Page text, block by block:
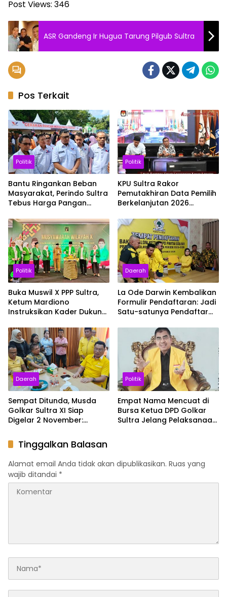
Post Views: 346
ASR Gandeng Ir Hugua Tarung Pilgub Sultra
Pos Terkait
Politik
Bantu Ringankan Beban
Masyarakat, Perindo Sultra
Tebus Harga Pangan
Murah
Politik
KPU Sultra Rakor
Pemutakhiran Data Pemilih
Berkelanjutan 2026
Kabupaten Kota
Politik
Buka Muswil X PPP Sultra,
Ketum Mardiono
Instruksikan Kader Dukung
Rakyat
Daerah
La Ode Darwin Kembalikan
Formulir Pendaftaran: Jadi
Satu-satunya Pendaftar
Daerah
Sempat Ditunda, Musda
Golkar Sultra XI Siap
Digelar 2 November:
Soliditas
Politik
Empat Nama Mencuat di
Bursa Ketua DPD Golkar
Sultra Jelang Pelaksanaan
Tinggalkan Balasan
Alamat email Anda tidak akan dipublikasikan. Ruas yang
wajib ditandai *